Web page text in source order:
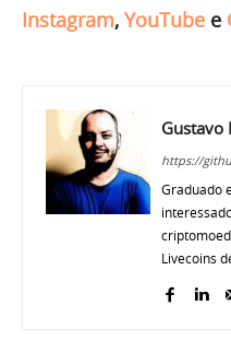
Instagram, YouTube e
Gustavo
https://
Graduado
Livecoins